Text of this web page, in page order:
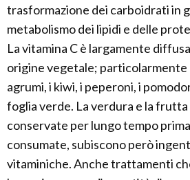
trasformazione dei carboidrati in
metabolismo dei lipidi e delle
La vitamina C è largamente
origine vegetale; particolarmente
agrumi, i kiwi, i peperoni, i
foglia verde. La verdura e la
conservate per lungo tempo
consumate, subiscono però
vitaminiche. Anche trattamenti